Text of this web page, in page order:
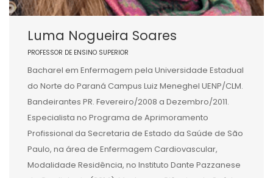
Luma Nogueira Soares
PROFESSOR DE ENSINO SUPERIOR
Bacharel em Enfermagem pela Universidade Estadual
do Norte do Paraná Campus Luiz Meneghel UENP/CLM.
Bandeirantes PR. Fevereiro/2008 a Dezembro/2011.
Especialista no Programa de Aprimoramento
Profissional da Secretaria de Estado da Saúde de São
Paulo, na área de Enfermagem Cardiovascular,
Modalidade Residência, no Instituto Dante Pazzanese